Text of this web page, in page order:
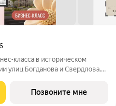
класса в историческом
улиц Богданова и Свердлова.
Позвоните мне